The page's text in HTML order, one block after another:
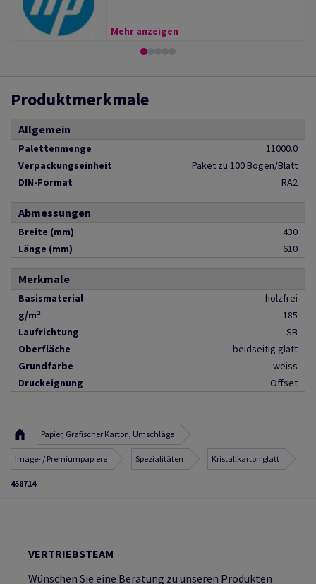
Mehr anzeigen
Produktmerkmale
Allgemein
Palettenmenge
11000.0
Verpackungseinheit
Paket zu 100 Bogen/Blatt
DIN-Format
RA2
Abmessungen
Breite (mm)
430
Länge (mm)
610
Merkmale
Basismaterial
holzfrei
g/m²
185
Laufrichtung
SB
Oberfläche
beidseitig glatt
Grundfarbe
weiss
Druckeignung
Offset
Papier, Grafischer Karton, Umschläge
Image- / Premiumpapiere Spezialitäten Kristallkarton glatt
458714
VERTRIEBSTEAM
Wünschen Sie eine Beratung zu unseren Produkten